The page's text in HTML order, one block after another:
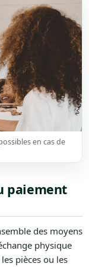
en cas de
paiement
des moyens
physique
pièces ou les